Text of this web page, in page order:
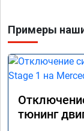
Примеры
тюнинг